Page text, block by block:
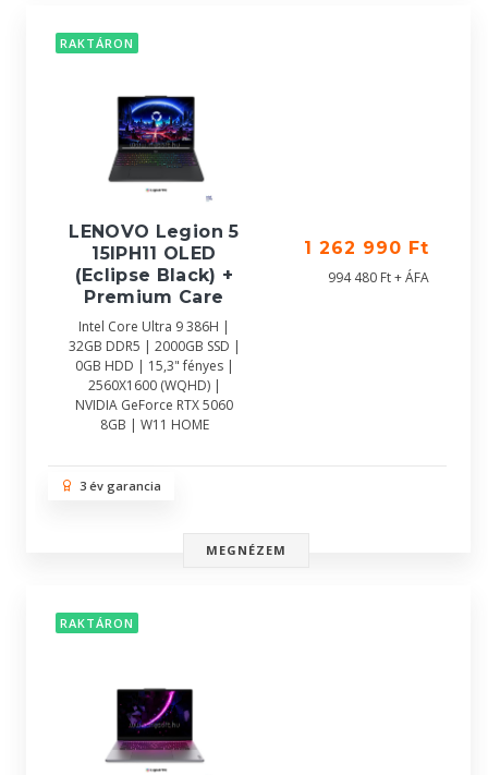
RAKTÁRON
LENOVO Legion 5
15IPH11 OLED
(Eclipse Black) +
Premium Care
Intel Core Ultra 9 386H |
32GB DDR5 | 2000GB SSD |
0GB HDD | 15,3" fényes |
2560X1600 (WQHD) |
NVIDIA GeForce RTX 5060
8GB | W11 HOME
1 262 990 Ft
994 480 Ft + ÁFA
3 év garancia
MEGNÉZEM
RAKTÁRON